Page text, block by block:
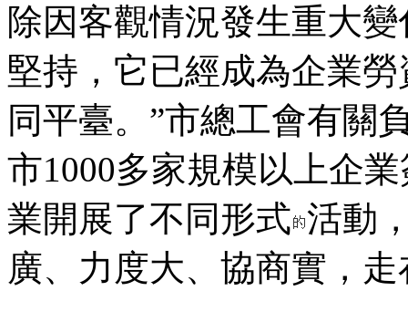
除因客觀情況發生重大
堅持，它已經成為企業
同平臺。”市總工會有關
市1000多家規模以上企
業開展了不同形式 活動
廣、力度大、協商實，